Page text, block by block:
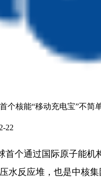
个核能“移动充电宝”不简
22
首个通过国际原子能机
水反应堆，也是中核